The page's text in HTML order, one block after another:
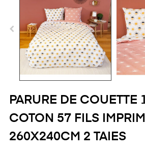
PARURE DE COUETTE
COTON 57 FILS
260X240CM 2 TAIES